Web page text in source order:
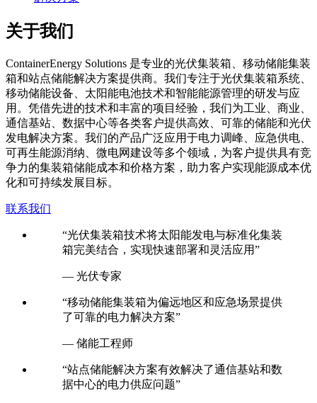
关于我们
ContainerEnergy Solutions 是专业的光伏集装箱、移动储能集装
箱和站点储能解决方案提供商。我们专注于光伏集装箱系统、
移动储能设备、太阳能电池技术和智能能源管理的研发与应
用。凭借先进的技术和丰富的项目经验，我们为工业、商业、
通信基站、数据中心等各类客户提供高效、可靠的储能和光伏
发电解决方案。我们的产品广泛应用于电力调峰、应急供电、
可再生能源消纳、微电网建设等多个领域，为客户提供具有竞
争力的集装箱储能成本和价格方案，助力客户实现能源成本优
化和可持续发展目标。
联系我们
“光伏集装箱技术将太阳能发电与标准化集装
箱完美结合，实现快速部署和灵活应用”
— 光伏专家
“移动储能集装箱为偏远地区和应急场景提供
了可靠的电力解决方案”
— 储能工程师
“站点储能解决方案有效解决了通信基站和数
据中心的电力供应问题”